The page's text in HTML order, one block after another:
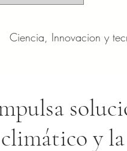
Ciencia, Innovacion y
Cultura, sociedad y
y la